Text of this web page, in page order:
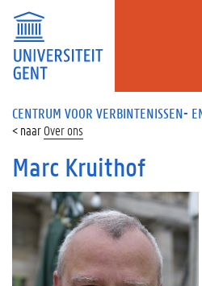
CENTRUM VOOR VERBINTENISSEN-
Over ons
Marc Kruithof